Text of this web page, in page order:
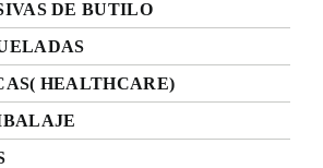
DE BUTILO
HEALTHCARE)